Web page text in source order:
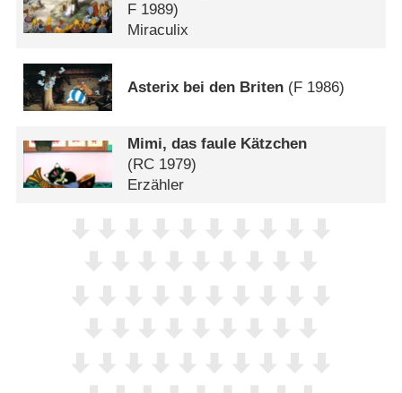
F 1989)
Miraculix
Asterix bei den Briten (F 1986)
Mimi, das faule Kätzchen
(RC 1979)
Erzähler